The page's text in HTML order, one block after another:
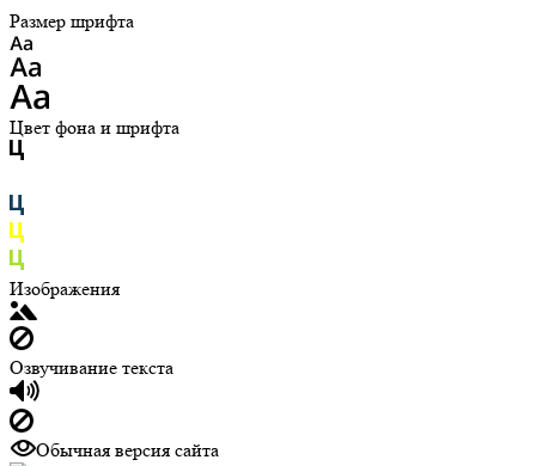
Размер шрифта
Цвет фона и шрифта
Изображения
Озвучивание текста
Обычная версия сайта